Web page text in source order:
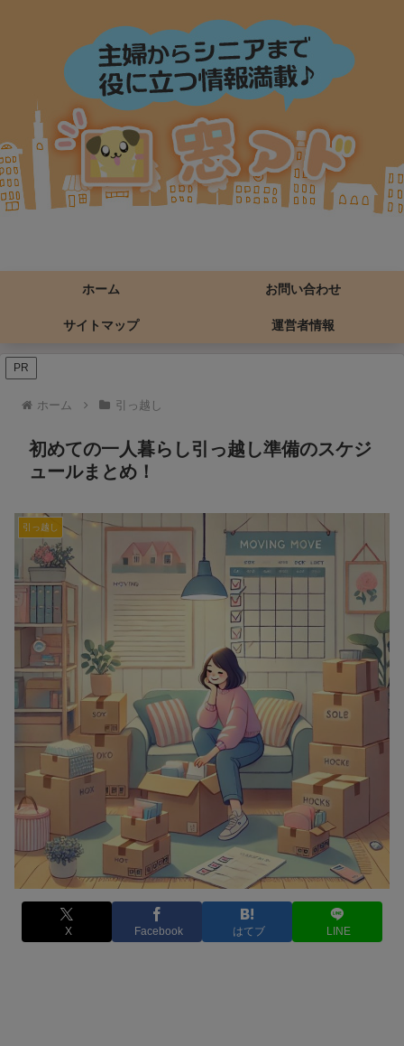
ホーム お問い合わせ
サイトマップ 運営者情報
PR
ホーム 引っ越し
初めての一人暮らし引っ越し準備のスケジ
ュールまとめ！
引っ越し
X Facebook はてブ LINE